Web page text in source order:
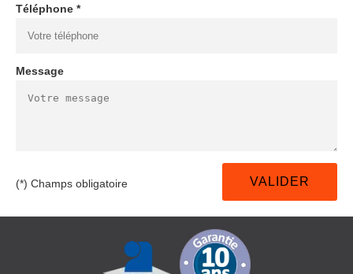
Téléphone *
Message
(*) Champs obligatoire